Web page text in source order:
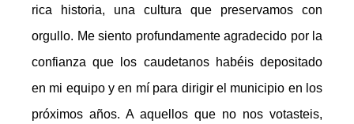
rica historia, una cultura que preservamos con
orgullo. Me siento profundamente agradecido por la
confianza que los caudetanos habéis depositado
en mi equipo y en mí para dirigir el municipio en los
próximos años. A aquellos que no nos votasteis,